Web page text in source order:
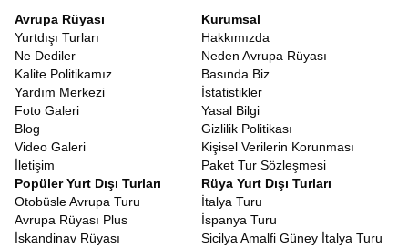
Avrupa Rüyası
Yurtdışı Turları
Ne Dediler
Kalite Politikamız
Yardım Merkezi
Foto Galeri
Blog
Video Galeri
İletişim
Kurumsal
Hakkımızda
Neden Avrupa Rüyası
Basında Biz
İstatistikler
Yasal Bilgi
Gizlilik Politikası
Kişisel Verilerin Korunması
Paket Tur Sözleşmesi
Popüler Yurt Dışı Turları
Otobüsle Avrupa Turu
Avrupa Rüyası Plus
İskandinav Rüyası
Rüya Yurt Dışı Turları
İtalya Turu
İspanya Turu
Sicilya Amalfi Güney İtalya Turu